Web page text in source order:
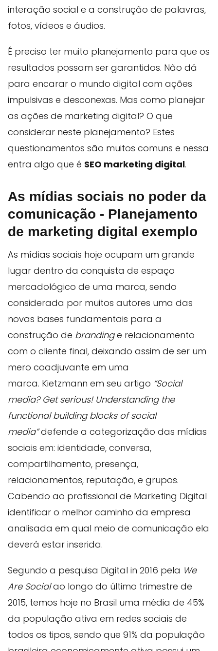
interação social e a construção de palavras,
fotos, vídeos e áudios.
É preciso ter muito planejamento para que os
resultados possam ser garantidos. Não dá
para encarar o mundo digital com ações
impulsivas e desconexas. Mas como planejar
as ações de marketing digital? O que
considerar neste planejamento? Estes
questionamentos são muitos comuns e nessa
entra algo que é SEO marketing digital.
As mídias sociais no poder da
comunicação - Planejamento
de marketing digital exemplo
As mídias sociais hoje ocupam um grande
lugar dentro da conquista de espaço
mercadológico de uma marca, sendo
considerada por muitos autores uma das
novas bases fundamentais para a
construção de brandinge relacionamento
com o cliente final, deixando assim de ser um
mero coadjuvante em uma
marca. Kietzmann em seu artigo “Social
media? Get serious! Understanding the
functional building blocks of social
media”defende a categorização das mídias
sociais em: identidade, conversa,
compartilhamento, presença,
relacionamentos, reputação, e grupos.
Cabendo ao profissional de Marketing Digital
identificar o melhor caminho da empresa
analisada em qual meio de comunicação ela
deverá estar inserida.
Segundo a pesquisa Digital in 2016 pela We
Are Socialao longo do último trimestre de
2015, temos hoje no Brasil uma média de 45%
da população ativa em redes sociais de
todos os tipos, sendo que 91% da população